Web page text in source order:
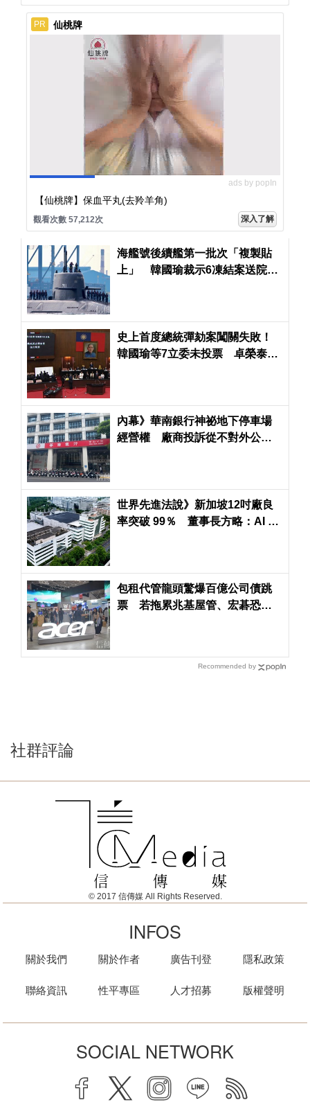
PR 仙桃牌
ads by popIn
【仙桃牌】保血平丸(去羚羊角)
觀看次數 57,212次 深入了解
海艦號後續艦第一批次「複製貼
上」 韓國瑜裁示6凍結案送院會
史上首度總統彈劾案闖關失敗！
韓國瑜等7立委未投票 卓榮泰盼
內幕》華南銀行神祕地下停車場
經營權 廠商投訴從不對外公開
世界先進法說》新加坡12吋廠良
率突破 99％ 董事長方略：AI 供
包租代管龍頭驚爆百億公司債跳
票 若拖累兆基屋管、宏碁恐淪
Recommended by
社群評論
© 2017 信傳媒 All Rights Reserved.
INFOS
關於我們
聯絡資訊
關於作者
性平專區
廣告刊登
人才招募
隱私政策
版權聲明
SOCIAL NETWORK
facebook twitter instagram